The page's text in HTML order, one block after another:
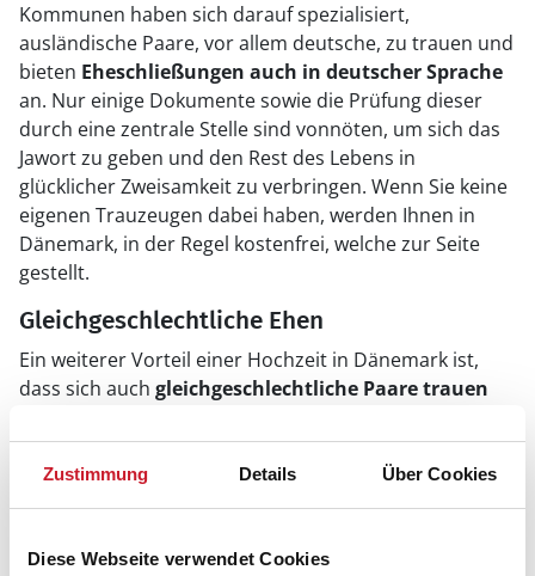
Zustimmung Details Über Cookies
Diese Webseite verwendet Cookies
Kommunen haben sich darauf spezialisiert,
ausländische Paare, vor allem deutsche, zu trauen und
bieten Eheschließungen auch in deutscher Sprache
an. Nur einige Dokumente sowie die Prüfung dieser
durch eine zentrale Stelle sind vonnöten, um sich das
Jawort zu geben und den Rest des Lebens in
glücklicher Zweisamkeit zu verbringen. Wenn Sie keine
eigenen Trauzeugen dabei haben, werden Ihnen in
Dänemark, in der Regel kostenfrei, welche zur Seite
gestellt.
Gleichgeschlechtliche Ehen
Ein weiterer Vorteil einer Hochzeit in Dänemark ist,
dass sich auch gleichgeschlechtliche Paare trauen
in den Ländern anerkannt, in denen sie auch legal sind,
jedoch können auf diese Weise auch homosexuelle
Paare eine wundervolle echte Zeremonie erleben und